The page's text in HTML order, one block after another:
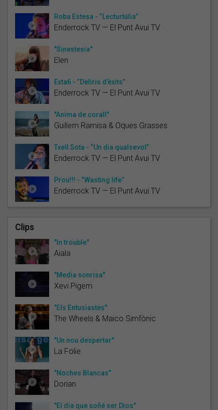
Roba Estesa - “Lecturtúlia”
Enderrock TV — El Punt Avui TV
"Sinestesia"
Elen
Èxta6 - “Deliris d’èxits”
Enderrock TV — El Punt Avui TV
"Ànima de corall"
Guillem Ramisa & Oques Grasses
Txell Sota - “Un dia qualsevol”
Enderrock TV — El Punt Avui TV
Prou!!! - “Wasting life”
Enderrock TV — El Punt Avui TV
Clips
"In trouble"
Aiala
"Media sonrisa"
Xevi Pigem
"Els Entusiastes"
The Wheels & Maico Simfònic
"Un nou despertar"
La Folie
"Noches Blancas"
Dorian
"El día que soñé ser Dios"